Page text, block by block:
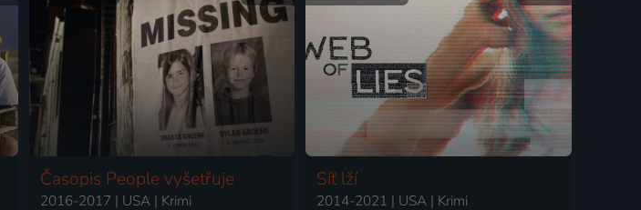
Časopis People vyšetřuje
2016-2017 | USA | Krimi
Síť lží
2014-2021 | USA | Krimi